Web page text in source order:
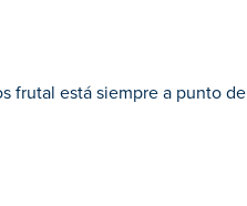
frutal está siempre a punto de